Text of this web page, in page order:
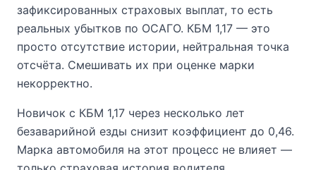
зафиксированных страховых выплат, то есть
реальных убытков по ОСАГО. КБМ 1,17 — это
просто отсутствие истории, нейтральная точка
отсчёта. Смешивать их при оценке марки
некорректно.
Новичок с КБМ 1,17 через несколько лет
безаварийной езды снизит коэффициент до 0,46.
Марка автомобиля на этот процесс не влияет —